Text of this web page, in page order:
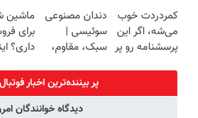
خرید40%تخفیف
سبک و مقاوم |
پرداخت قسطی
کمردردت خوب
می‌شه، اگر این
پرسشنامه رو پر
دندان مصنوعی
سوئیسی |
سبک، مقاوم،
رایگان+پرداخت
اقساطی😍
ماشین
برای
داری؟
بفروشپر بیننده‌ترین اخبار
دیدگاه خوانندگان